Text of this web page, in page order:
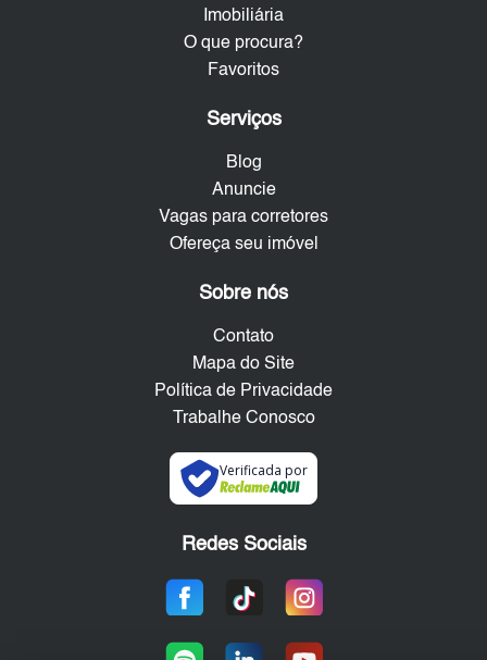
Imobiliária
O que procura?
Favoritos
Serviços
Blog
Anuncie
Vagas para corretores
Ofereça seu imóvel
Sobre nós
Contato
Mapa do Site
Política de Privacidade
Trabalhe Conosco
Verificada por
Redes Sociais